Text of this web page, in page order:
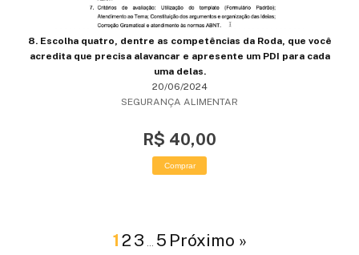
8. Escolha quatro, dentre as competências da Roda, que você
acredita que precisa alavancar e apresente um PDI para cada
uma delas.
20/06/2024
SEGURANÇA ALIMENTAR
R$ 40,00
Comprar
1 2 3 … 5 Próximo »